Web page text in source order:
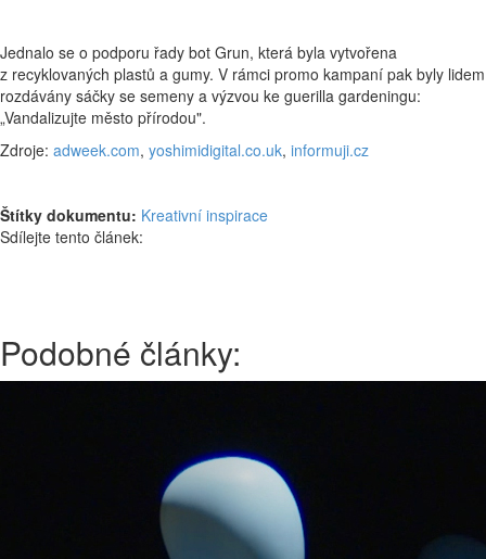
Jednalo se o podporu řady bot Grun, která byla vytvořena
z recyklovaných plastů a gumy. V rámci promo kampaní pak byly lidem
rozdávány sáčky se semeny a výzvou ke guerilla gardeningu:
„Vandalizujte město přírodou".
Zdroje: adweek.com, yoshimidigital.co.uk, informuji.cz
Štítky dokumentu: Kreativní inspirace
Sdílejte tento článek:
Podobné články: